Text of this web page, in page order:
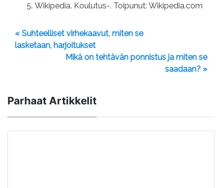
Wikipedia. Koulutus-. Toipunut: Wikipedia.com
« Suhteelliset virhekaavut, miten se
lasketaan, harjoitukset
Mikä on tehtävän ponnistus ja miten se
saadaan? »
Parhaat Artikkelit